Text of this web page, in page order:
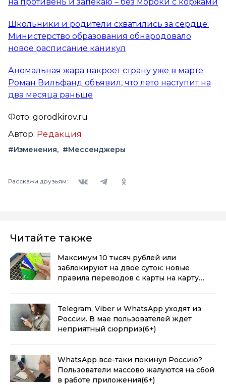
Школьники и родители схватились за сердце:
Министерство образования обнародовало
новое расписание каникул
Аномальная жара накроет страну уже в марте:
Роман Вильфанд объявил, что лето наступит на
два месяца раньше
Фото: gorodkirov.ru
Автор: Редакция
#Изменения #Мессенджеры
Расскажи друзьям:
Читайте также
Максимум 10 тысяч рублей или
заблокируют на двое суток: новые
правила переводов с карты на карту
Telegram, Viber и WhatsApp уходят из
России. В мае пользователей ждет
неприятный сюрприз(6+)
WhatsApp все-таки покинул Россию?
Пользователи массово жалуются на сбой
в работе приложения(6+)